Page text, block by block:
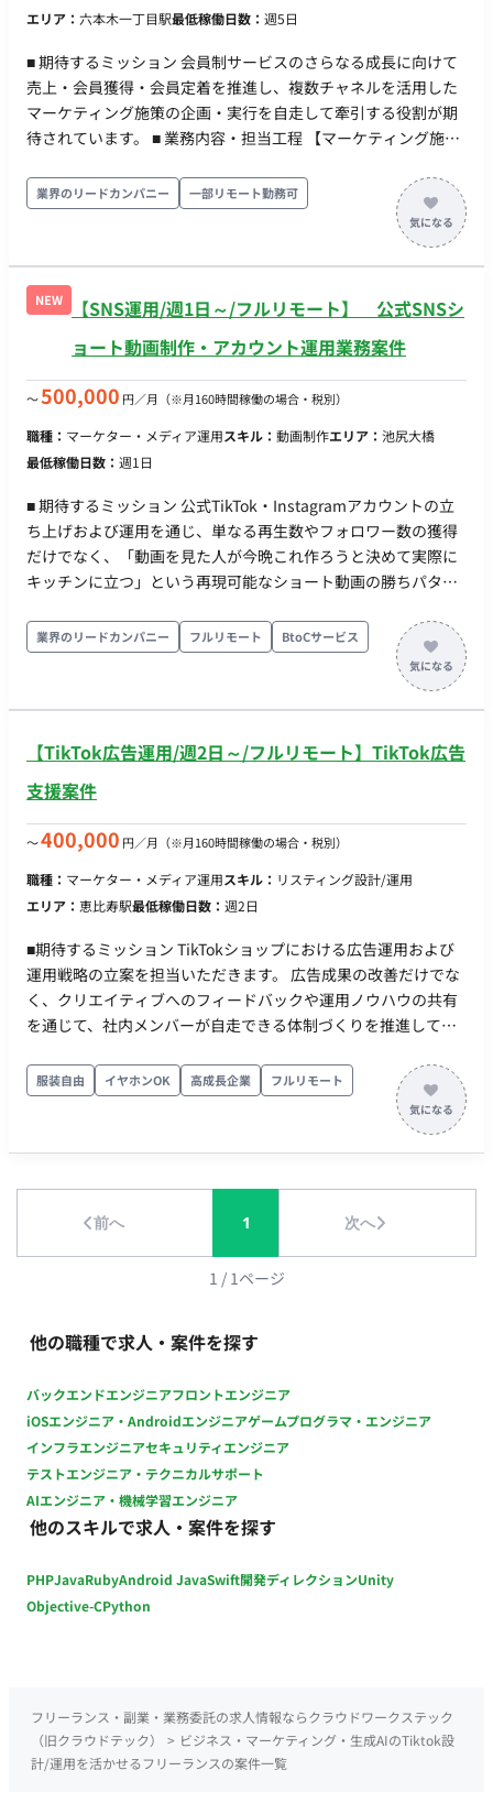
エリア： 六本木一丁目駅最低稼働日数： 週5日
■ 期待するミッション 会員制サービスのさらなる成長に向けて
売上・会員獲得・会員定着を推進し、複数チャネルを活用した
マーケティング施策の企画・実行を自走して牽引する役割が期
待されています。 ■ 業務内容・担当工程 【マーケティング施策
の企画・推進、および会員獲得から定着までを見据えたマーケ
ティング施策の企画・実行。 【集客施策の企画・改善・分析】
動画コンテンツおよびSNSを活用した集客施策の企画・改善、
ならびにSNSデータ、会員データ等を活用した分析および改善
施策の実行。 【イベント・コミュニティの運営】 セミナー、イ
ベント、会員向けコミュニティ施策の企画・運営。 【業務改
善】 AIツール等を活用したマーケティング業務の改善。 ■ 働き
出社想定）
業界のリードカンパニー 一部リモート勤務可
NEW
【SNS運用/週1日～/フルリモート】 公式SNSシ
ョート動画制作・アカウント運用業務案件
〜500,000 円／月 （※月160時間稼働の場合・税別）
職種： マーケター・メディア運用スキル： 動画制作エリア： 池尻大橋
最低稼働日数： 週1日
■ 期待するミッション 公式TikTok・Instagramアカウントの立
ち上げおよび運用を通じ、単なる再生数やフォロワー数の獲得
だけでなく、「動画を見た人が今晩これ作ろうと決めて実際に
キッチンに立つ」という再現可能なショート動画の勝ちパター
推進していただくことを期待しています。 ■ 業務内容 ・ショー
ト動画（TikTok・Instagramリール）の企画・撮影 ・編集・投
稿までを一気通貫で実行（月8本〜） ・TikTokおよびInstagram
リールの両面に最適化した二次配信調整（音源、キャプショ
証運用および振りかえり ・成功事例の言語化および再現可能な
企画テンプレートへの落とし込み ■ 働き方 ・ 稼働量：週1～3日
モート ・ フレックス稼働：可能 ■エントリー時の記載事項（必
間/月〇時間など） ・実際の調理動画や画像、アカウント運用実
績など記載のポートフォリオの添付
業界のリードカンパニー フルリモート BtoCサービス
【TikTok広告運用/週2日～/フルリモート】TikTok広告
支援案件
〜400,000 円／月 （※月160時間稼働の場合・税別）
職種： マーケター・メディア運用スキル： リスティング設計/運用
エリア： 恵比寿駅最低稼働日数： 週2日
■期待するミッション TikTokショップにおける広告運用および
運用戦略の立案を担当いただきます。 広告成果の改善だけでな
く、クリエイティブへのフィードバックや運用ノウハウの共有
を通じて、社内メンバーが自走できる体制づくりを推進してい
広告運用】 ・広告配信設計 ・広告運用および効果分析 ・CPA、
CVRなどの数値改善施策立案 【クリエイティブ改善提案】 ・広
告クリエイティブの分析 ・制作メンバーへの改善指示 ・訴求や
構成の提案 【TikTokショップ運用支援】 ・TikTokショップ運営
報告 ・改善施策の提案 ・チームとのコミュニケーション ■働き
方 ・稼働量：月60〜80時間／月想定 ・リモート稼働：可能
（フルリモート） ・フレックス稼働：応相談
服装自由 イヤホンOK 高成長企業 フルリモート
前へ 1 次へ
1 / 1ページ
他の職種で求人・案件を探す
バックエンドエンジニアフロントエンジニア
iOSエンジニア・Androidエンジニアゲームプログラマ・エンジニア
インフラエンジニアセキュリティエンジニア
テストエンジニア・テクニカルサポート
AIエンジニア・機械学習エンジニア
他のスキルで求人・案件を探す
PHPJavaRubyAndroid JavaSwift開発ディレクションUnity
Objective-CPython
フリーランス・副業・業務委託の求人情報ならクラウドワークステック
（旧クラウドテック）
> ビジネス・マーケティング・生成AIのTiktok設
計/運用を活かせるフリーランスの案件一覧